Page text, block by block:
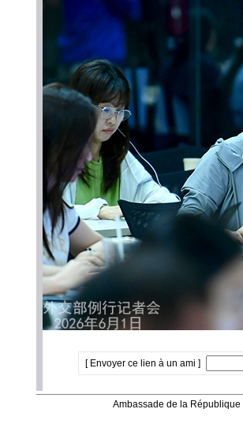
[ Envoyer ce lien à un ami ]
Ambassade de la